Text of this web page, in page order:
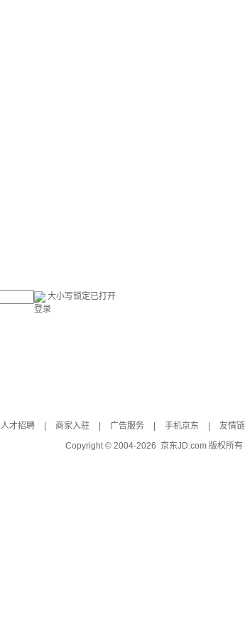
大小写锁定已打开
登录
人才招聘 商家入驻 广告服务 手机京东 友情
Copyright © 2004-2026 京东JD.com 版权所有